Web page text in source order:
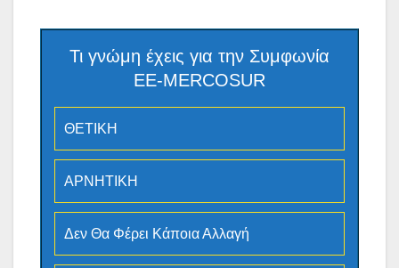
Τι γνώμη έχεις για την Συμφωνία
ΕΕ-MERCOSUR
ΘΕΤΙΚΗ
ΑΡΝΗΤΙΚΗ
Δεν Θα Φέρει Κάποια Αλλαγή